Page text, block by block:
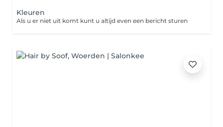
Kleuren
Als u er niet uit komt kunt u altijd even een bericht sturen